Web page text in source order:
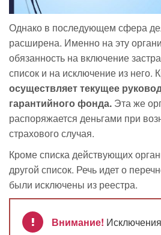
Однако в последующем сфера
расширена. Именно на эту
обязанность на включение
список и на исключение из него.
осуществляет текущее
гарантийного фонда. Эта же
распоряжается деньгами при
страхового случая.
Кроме списка действующих
другой список. Речь идет о
были исключены из реестра.
Внимание!